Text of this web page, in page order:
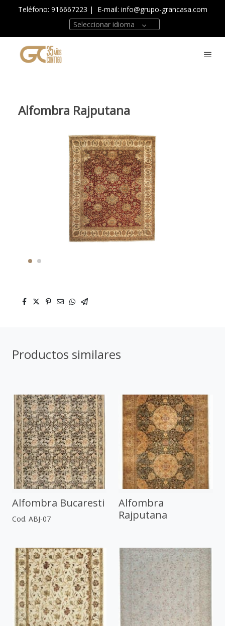
Teléfono: 916667223 | E-mail: info@grupo-grancasa.com
Seleccionar idioma
Alfombra Rajputana
Productos similares
Alfombra Bucaresti
Cod. ABJ-07
Alfombra
Rajputana